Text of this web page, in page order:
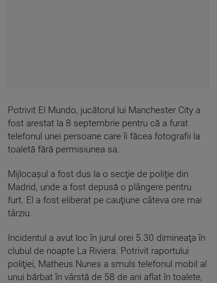
Potrivit El Mundo, jucătorul lui Manchester City a
fost arestat la 8 septembrie pentru că a furat
telefonul unei persoane care îi făcea fotografii la
toaletă fără permisiunea sa.
Mijlocaşul a fost dus la o secţie de poliţie din
Madrid, unde a fost depusă o plângere pentru
furt. El a fost eliberat pe cauţiune câteva ore mai
târziu.
Incidentul a avut loc în jurul orei 5.30 dimineaţa în
clubul de noapte La Riviera. Potrivit raportului
poliţiei, Matheus Nunes a smuls telefonul mobil al
unui bărbat în vârstă de 58 de ani aflat în toalete,